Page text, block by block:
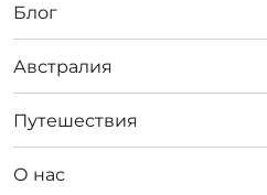
Блог
Австралия
Путешествия
О нас